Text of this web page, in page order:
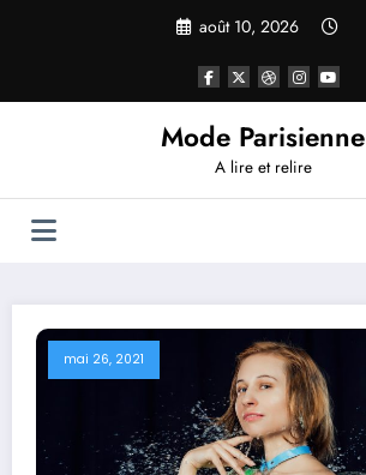
août 10, 2026
Mode Parisienne
A lire et relire
mai 26, 2021